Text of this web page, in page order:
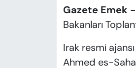
Gazete Emek -
Bakanları
Irak resmi
Ahmed es-
VAN VE DİYARBAKIR